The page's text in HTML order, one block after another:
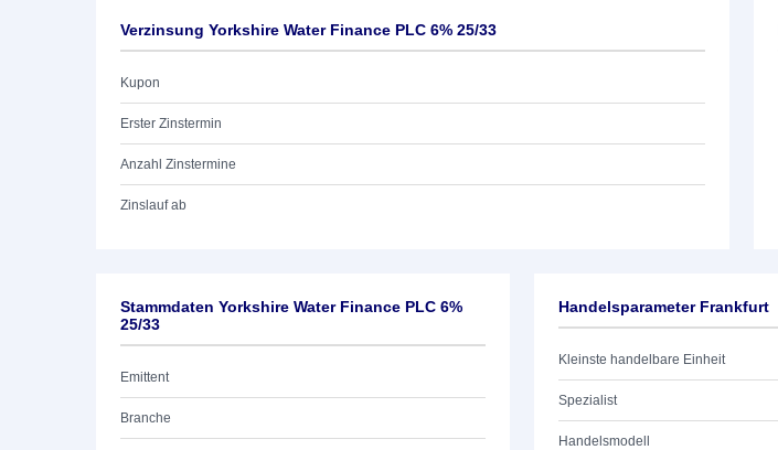
Verzinsung Yorkshire Water Finance PLC 6% 25/33
Kupon
Erster Zinstermin
Anzahl Zinstermine
Zinslauf ab
Stammdaten Yorkshire Water Finance PLC 6%
25/33
Emittent
Branche
Handelsparameter Frankfurt
Kleinste handelbare Einheit
Spezialist
Handelsmodell